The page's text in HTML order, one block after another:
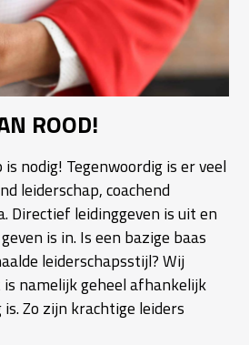
ROOD!
nodig! Tegenwoordig is er veel
leiderschap, coachend
Directief leidinggeven is uit en
is in. Is een bazige baas
leiderschapsstijl? Wij
namelijk geheel afhankelijk
Zo zijn krachtige leiders